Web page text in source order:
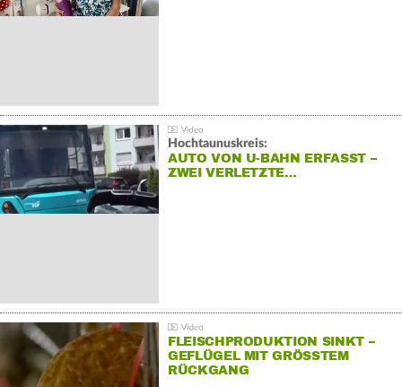
Hochtaunuskreis:
AUTO VON U-BAHN ERFASST –
ZWEI VERLETZTE…
FLEISCHPRODUKTION SINKT –
GEFLÜGEL MIT GRÖSSTEM R
ÜCKGANG